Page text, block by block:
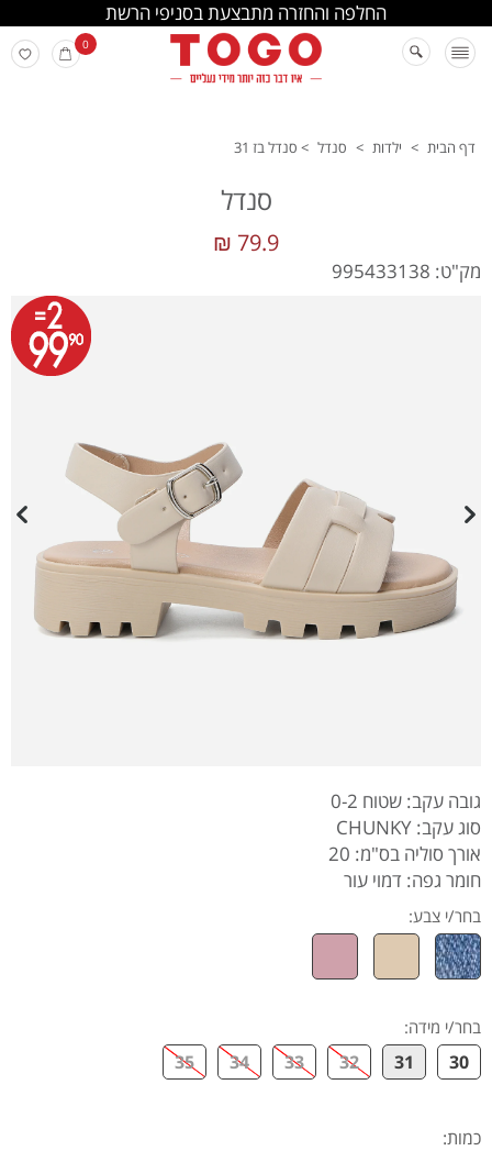
החלפה והחזרה מתבצעת בסניפי הרשת
0
דף הבית > ילדות > סנדל > סנדל בז 31
סנדל
79.9 ₪
מק"ט: 995433138
גובה עקב: שטוח 0-2
סוג עקב: CHUNKY
אורך סוליה בס"מ: 20
חומר גפה: דמוי עור
בחר/י צבע:
בחר/י מידה:
30
31
32
33
34
35
כמות: